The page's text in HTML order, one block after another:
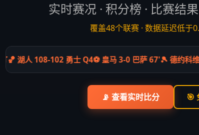
实时赛况 · 积分榜 · 比赛结
覆盖48个联赛 · 数据延迟低于
🏀 湖人 108-102 勇士 Q4 ⚽ 皇马 3-0 巴萨 67'🎾 德约科维奇
📡 查看实时比分 🎯